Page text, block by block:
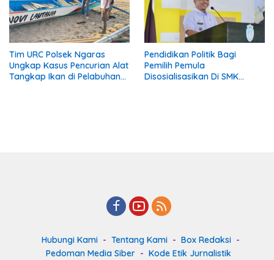
Tim URC Polsek Ngaras
Ungkap Kasus Pencurian Alat
Tangkap Ikan di Pelabuhan
Pendidikan Politik Bagi
Pemilih Pemula
Disosialisasikan Di SMK
Hubungi Kami Tentang Kami
Box Redaksi
Pedoman Media Siber
Kode Etik Jurnalistik